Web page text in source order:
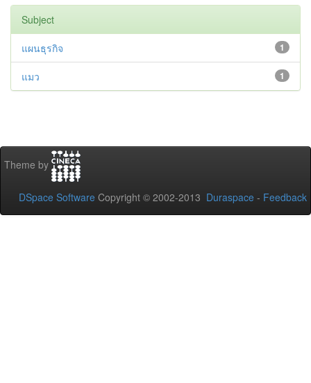
Subject
1
แผนธุรกิจ
1
แมว
Theme by
DSpace Software Copyright © 2002-2013 Duraspace - Feedback